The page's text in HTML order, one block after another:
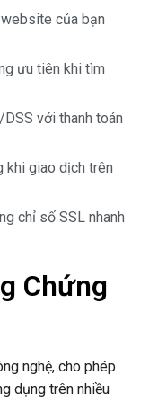
của bạn
ưu tiên khi tìm
với thanh toán
khi giao dịch trên
chỉ số SSL nhanh
Chứng
nghệ, cho phép
dụng trên nhiều